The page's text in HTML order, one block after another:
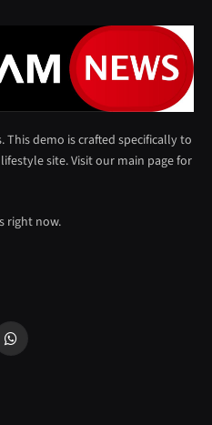
demo is crafted specifically to
site. Visit our main page for
right now.
WhatsApp